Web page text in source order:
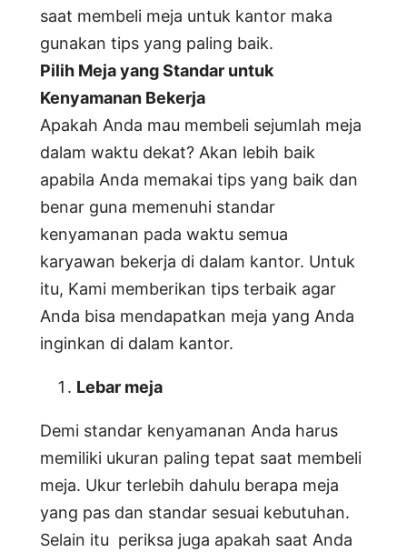
saat membeli meja untuk kantor maka
gunakan tips yang paling baik.
Pilih Mejayang Standar untuk
Kenyamanan Bekerja
Apakah Anda mau membeli sejumlah meja
dalam waktu dekat? Akan lebih baik
apabila Anda memakai tips yang baik dan
benar guna memenuhi standar
kenyamanan pada waktu semua
karyawan bekerja di dalam kantor. Untuk
itu, Kami memberikan tips terbaik agar
Anda bisa mendapatkan meja yang Anda
inginkan di dalam kantor.
Lebar meja
Demi standar kenyamanan Anda harus
memiliki ukuran paling tepat saat membeli
meja. Ukur terlebih dahulu berapa meja
yang pas dan standar sesuai kebutuhan.
Selain itu periksa juga apakah saat Anda